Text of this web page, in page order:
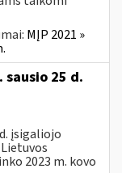
MĮP 2021 »
sausio 25 d.
įsigaliojo
2023 m. kovo